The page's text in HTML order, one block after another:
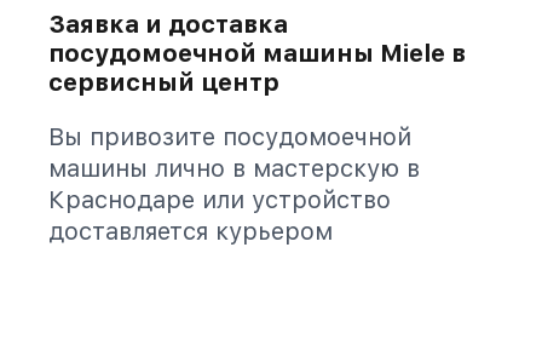
Заявка и доставка
посудомоечной машины Miele в
сервисный центр
Вы привозите посудомоечной
машины лично в мастерскую в
Краснодаре или устройство
доставляется курьером